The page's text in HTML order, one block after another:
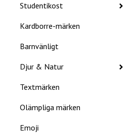
Studentikost
Kardborre-märken
Barnvänligt
Djur & Natur
Textmärken
Olämpliga märken
Emoji